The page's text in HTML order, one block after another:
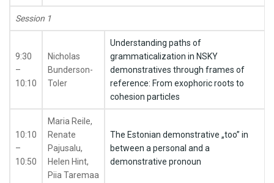
Session 1
9:30
–
10:10
Nicholas
Bunderson-
Toler
Understanding paths of
grammaticalization in NSKY
demonstratives through frames of
reference: From exophoric roots to
cohesion particles
10:10
–
10:50
Maria Reile,
Renate
Pajusalu,
Helen Hint,
Piia Taremaa
The Estonian demonstrative „too” in
between a personal and a
demonstrative pronoun